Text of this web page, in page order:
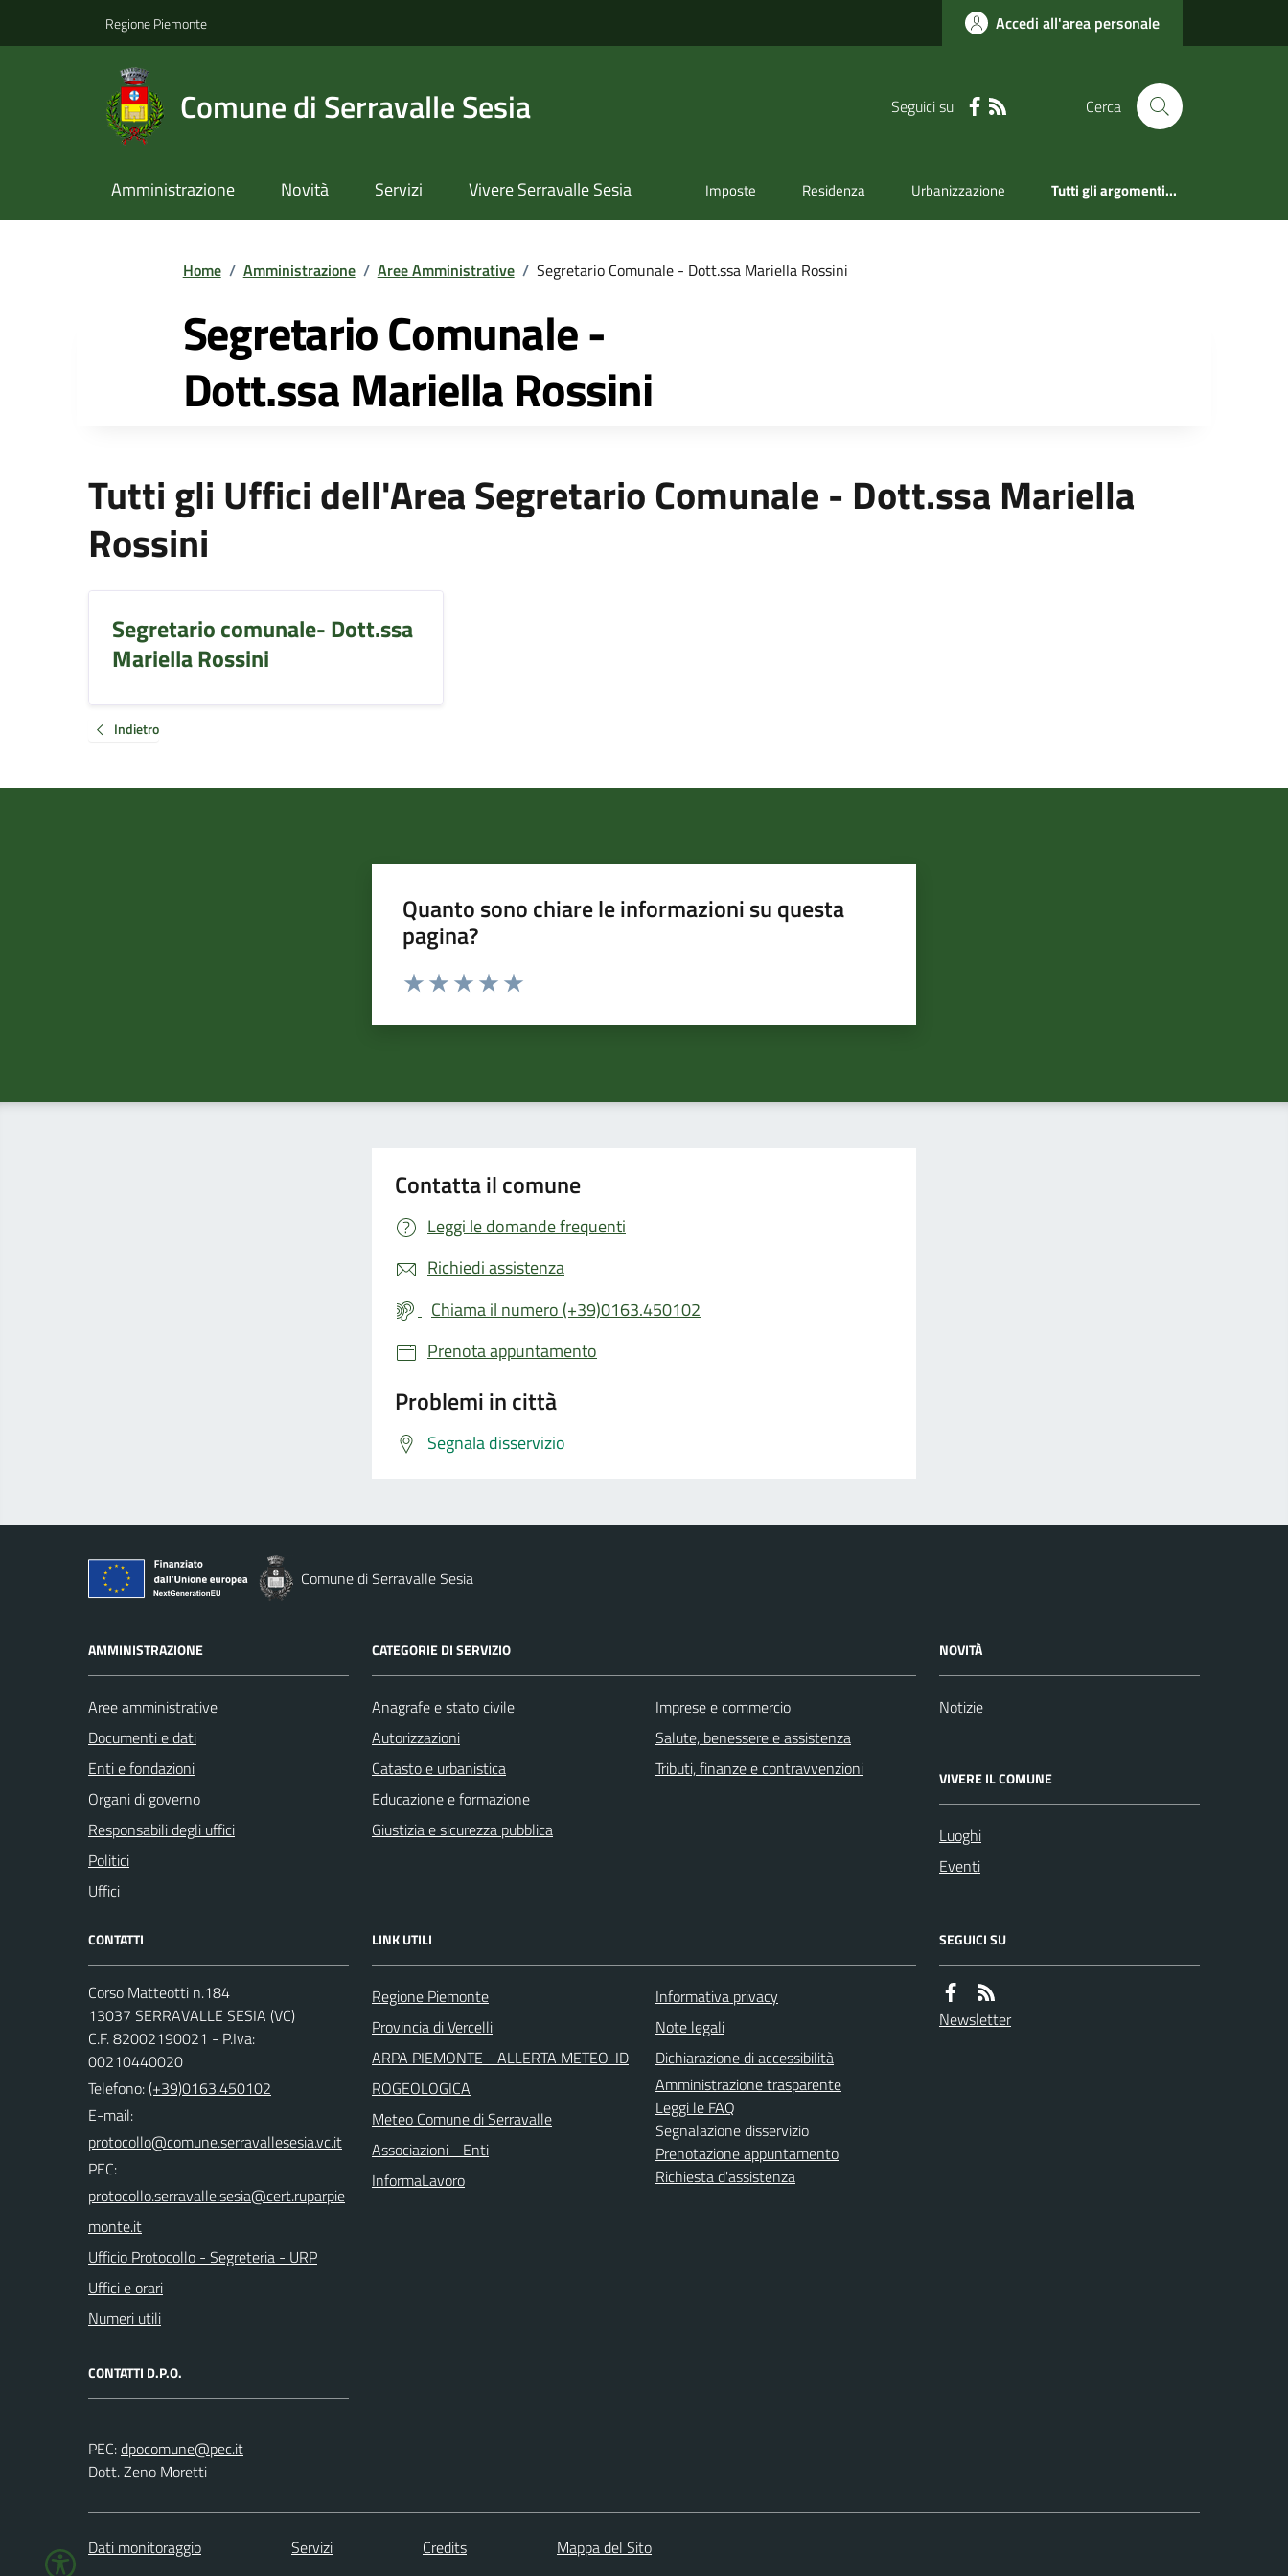
Regione Piemonte Accedi all'area personale
Comune di Serravalle Sesia Seguici su Cerca
Amministrazione Novità Servizi Vivere Serravalle Sesia Imposte Residenza Urbanizzazione Tutti gli argomenti...
Home / Amministrazione / Aree Amministrative / Segretario Comunale - Dott.ssa Mariella Rossini
Segretario Comunale -
Dott.ssa Mariella Rossini
Tutti gli Uffici dell'Area Segretario Comunale - Dott.ssa Mariella
Rossini
Segretario comunale- Dott.ssa
Mariella Rossini
Indietro
Quanto sono chiare le informazioni su questa
pagina?
Valuta da 1 a 5 stelle la pagina
Contatta il comune
Leggi le domande frequenti
Richiedi assistenza
Chiama il numero (+39)0163.450102
Prenota appuntamento
Problemi in città
Segnala disservizio
Comune di Serravalle Sesia
AMMINISTRAZIONE
Aree amministrative
Documenti e dati
Enti e fondazioni
Organi di governo
Responsabili degli uffici
Politici
Uffici
CATEGORIE DI SERVIZIO
Anagrafe e stato civile
Autorizzazioni
Catasto e urbanistica
Educazione e formazione
Giustizia e sicurezza pubblica
Imprese e commercio
Salute, benessere e assistenza
Tributi, finanze e contravvenzioni
NOVITÀ
Notizie
VIVERE IL COMUNE
Luoghi
Eventi
CONTATTI
Corso Matteotti n.184
13037 SERRAVALLE SESIA (VC)
C.F. 82002190021 - P.Iva:
00210440020
Telefono:(+39)0163.450102
E-mail:
PEC:
Ufficio Protocollo - Segreteria - URP
Uffici e orari
Numeri utili
CONTATTI D.P.O.
PEC:
Dott. Zeno Moretti
LINK UTILI
Regione Piemonte
Provincia di Vercelli
ARPA PIEMONTE - ALLERTA METEO-ID
ROGEOLOGICA
Meteo Comune di Serravalle
Associazioni - Enti
InformaLavoro
Informativa privacy
Note legali
Dichiarazione di accessibilità
Amministrazione trasparente
Leggi le FAQ
Segnalazione disservizio
Prenotazione appuntamento
Richiesta d'assistenza
SEGUICI SU
Newsletter
Dati monitoraggio Servizi Credits Mappa del Sito